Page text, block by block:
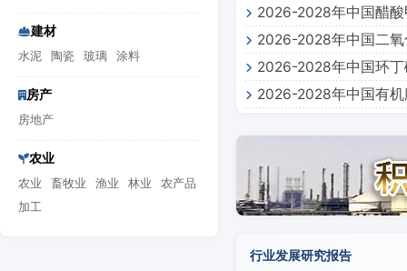
建材
水泥 陶瓷 玻璃 涂料
房产
房地产
农业
农业 畜牧业 渔业 林业
农产品
加工
2026-2028年中国醋
2026-2028年中国二
2026-2028年中国环
2026-2028年中国有
行业发展研究报告